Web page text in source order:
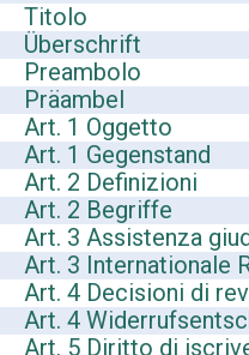
Titolo
Überschrift
Preambolo
Präambel
Art. 1 Oggetto
Art. 1 Gegenstand
Art. 2 Definizioni
Art. 2 Begriffe
Art. 3 Assistenza
Art. 3 Internationale
Art. 4 Decisioni di
Art. 4
Art. 5 Diritto di